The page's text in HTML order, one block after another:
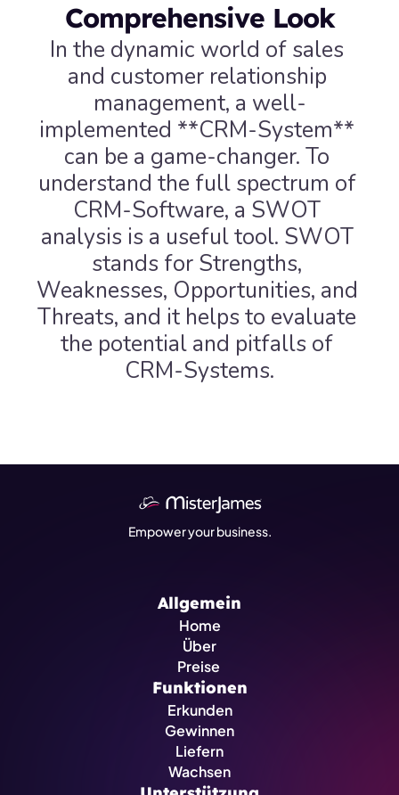
Comprehensive Look
In the dynamic world of sales
and customer relationship
management, a well-
implemented **CRM-System**
can be a game-changer. To
understand the full spectrum of
CRM-Software, a SWOT
analysis is a useful tool. SWOT
stands for Strengths,
Weaknesses, Opportunities, and
Threats, and it helps to evaluate
the potential and pitfalls of
CRM-Systems.
Empower your business.
Allgemein
Home
Über
Preise
Funktionen
Erkunden
Gewinnen
Liefern
Wachsen